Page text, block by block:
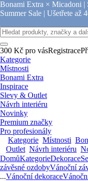
Bonami Extra × Micadoni |
Summer Sale | Ušetřete až
300 Kč pro vásRegistrace
Kategorie
Místnosti
Bonami Extra
Inspirace
Slevy & Outlet
Návrh interiéru
Novinky
Premium značky
Pro profesionály
Kategorie Místnosti
Outlet Návrh interiéru
DomůKategorieDekorace
závěsné ozdobyVánoční
...Vánoční dekorace